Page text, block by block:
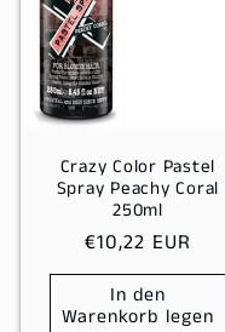
Crazy Color Pastel
Spray Peachy Coral
250ml
Normaler
Preis
€10,22 EUR
In den
Warenkorb legen